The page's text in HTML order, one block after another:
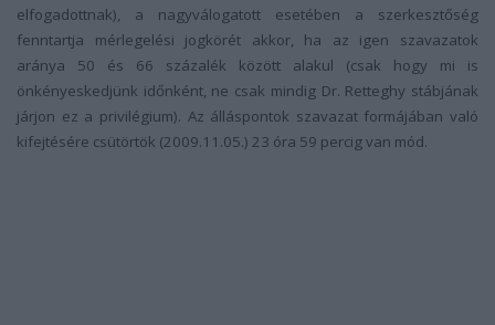
elfogadottnak), a nagyválogatott esetében a szerkesztőség
fenntartja mérlegelési jogkörét akkor, ha az igen szavazatok
aránya 50 és 66 százalék között alakul (csak hogy mi is
önkényeskedjünk időnként, ne csak mindig Dr. Retteghy stábjának
járjon ez a privilégium). Az álláspontok szavazat formájában való
kifejtésére csütörtök (2009.11.05.) 23 óra 59 percig van mód.